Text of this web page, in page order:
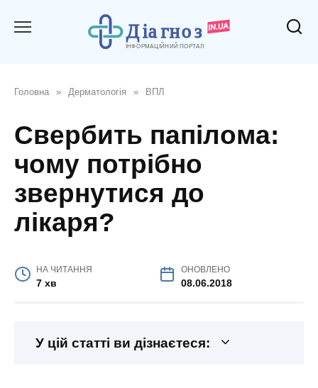
Головна » Дерматологія » ВПЛ
Свербить папілома:
чому потрібно
звернутися до
лікаря?
НА ЧИТАННЯ
7 хв
ОНОВЛЕНО
08.06.2018
У цій статті ви дізнаєтеся: